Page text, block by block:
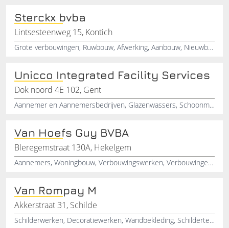
Sterckx bvba
Lintsesteenweg 15, Kontich
Grote verbouwingen, Ruwbouw, Afwerking, Aanbouw, Nieuwbouw, Woningbouw, Verbouwingswerk, Bouwondernemingen
Unicco Integrated Facility Services
Dok noord 4E 102, Gent
Aannemer en Aannemersbedrijven, Glazenwassers, Schoonmaakbedrijven, Schoonmaakbedrijf, Industriële reiniging
Van Hoefs Guy BVBA
Bleregemstraat 130A, Hekelgem
Aannemers, Woningbouw, Verbouwingswerken, Verbouwingen, Aannemingsbedrijven, Nieuwbouw, Uitbouw, Aanbouw, Verbouwingswerk
Van Rompay M
Akkerstraat 31, Schilde
Schilderwerken, Decoratiewerken, Wandbekleding, Schildertechnieken, Kalktechnieken, Aanemers, Schilde, Belgie